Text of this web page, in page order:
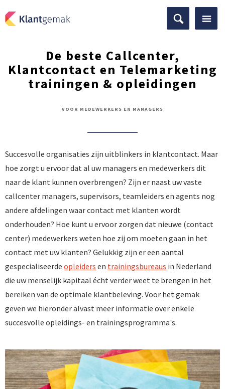
De beste Callcenter,
Klantcontact en Telemarketing
trainingen & opleidingen
VOOR MEDEWERKERS EN MANAGERS
Succesvolle organisaties zijn uitblinkers in klantcontact. Maar
hoe zorgt u ervoor dat al uw managers en medewerkers dit
naar de klant kunnen overbrengen? Zijn er naast uw vaste
callcenter managers, supervisors, teamleiders en agents nog
andere afdelingen waar contact met klanten wordt
onderhouden? Hoe kunt u ervoor zorgen dat nieuwe (contact
center) medewerkers weten hoe zij om moeten gaan in het
contact met uw klanten? Gelukkig zijn er een aantal
gespecialiseerde opleiders en trainingsbureaus in Nederland
die uw menselijk kapitaal écht verder weet te brengen in het
bereiken van de optimale klantbeleving. Voor het gemak
geven we hieronder alvast meer informatie over enkele
succesvolle opleidings- en trainingsprogramma's.